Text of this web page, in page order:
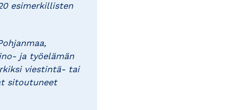
esimerkillisten
ja työelämän
viestintä- tai
sitoutuneet